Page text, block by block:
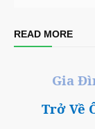
READ MORE
Gia
Trở Về